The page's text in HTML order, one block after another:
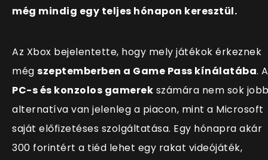
még mindig egy teljes hónapon keresztül.
Az Xbox bejelentette, hogy mely játékok érkeznek
még szeptemberben a Game Pass kínálatába. A
PC-s és konzolos gamerek számára nem sok
alternatíva van jelenleg a piacon, mint a Microsoft
saját előfizetéses szolgáltatása. Egy hónapra akár
300 forintért a tiéd lehet egy rakat videójáték,